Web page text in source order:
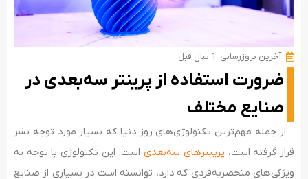
آخرین بروزرسانی: 1 سال قبل
ضرورت استفاده از پرینتر سه‌بعدی در
صنایع مختلف
از جمله مهم‌ترین تکنولوژی‌های روز دنیا که بسیار مورد توجه بشر
قرار گرفته است، پرینترهای سه‌بعدیاست. این تکنولوژی با توجه به
ویژگی­­­‌های منحصربه‌فردی که دارد، توانسته است در بسیاری از صنایع